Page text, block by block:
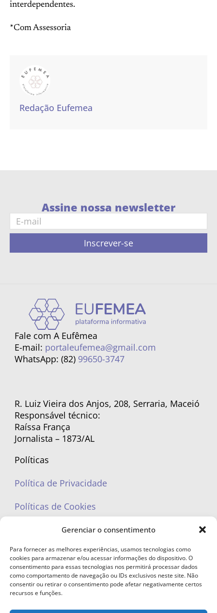
Gerenciar o consentimento
Para fornecer as melhores experiências, usamos tecnologias como
cookies para armazenar e/ou acessar informações do dispositivo. O
consentimento para essas tecnologias nos permitirá processar dados
como comportamento de navegação ou IDs exclusivos neste site. Não
consentir ou retirar o consentimento pode afetar negativamente certos
recursos e funções.
interdependentes.
*Com Assessoria
Redação Eufemea
Assine nossa newsletter
Inscrever-se
Fale com A Eufêmea
E-mail: portaleufemea@gmail.com
WhatsApp: (82) 99650-3747
R. Luiz Vieira dos Anjos, 208, Serraria, Maceió
Responsável técnico:
Raíssa França
Jornalista – 1873/AL
Políticas
Política de Privacidade
Políticas de Cookies
portaleufemea@gmail.com